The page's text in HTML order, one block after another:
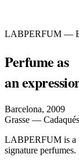
LABPERFUM —
Perfume as
an
Barcelona, 2009
Grasse — Cadaqués
LABPERFUM is a
signature perfumes.